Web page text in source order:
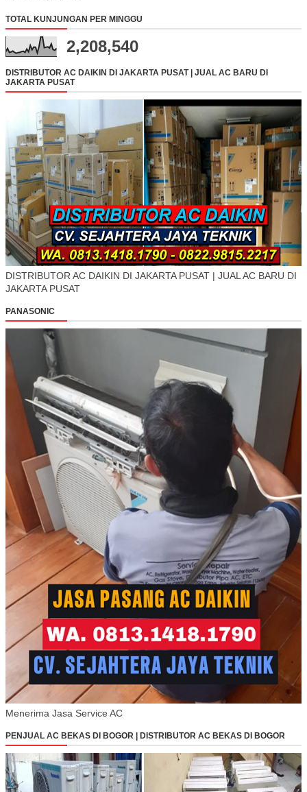
TOTAL KUNJUNGAN PER MINGGU
2,208,540
DISTRIBUTOR AC DAIKIN DI JAKARTA PUSAT | JUAL AC BARU DI
JAKARTA PUSAT
DISTRIBUTOR AC DAIKIN DI JAKARTA PUSAT | JUAL AC BARU DI
JAKARTA PUSAT
PANASONIC
Menerima Jasa Service AC
PENJUAL AC BEKAS DI BOGOR | DISTRIBUTOR AC BEKAS DI BOGOR